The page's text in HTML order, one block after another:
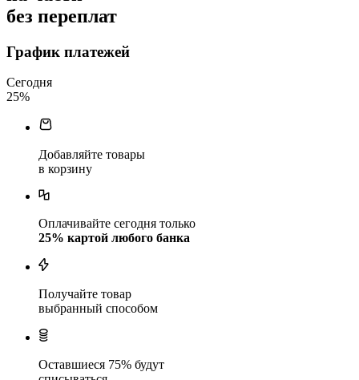
без переплат
График платежей
Сегодня
25%
Добавляйте товары
в корзину
Оплачивайте сегодня только
25% картой любого банка
Получайте товар
выбранный способом
Оставшиеся 75% будут